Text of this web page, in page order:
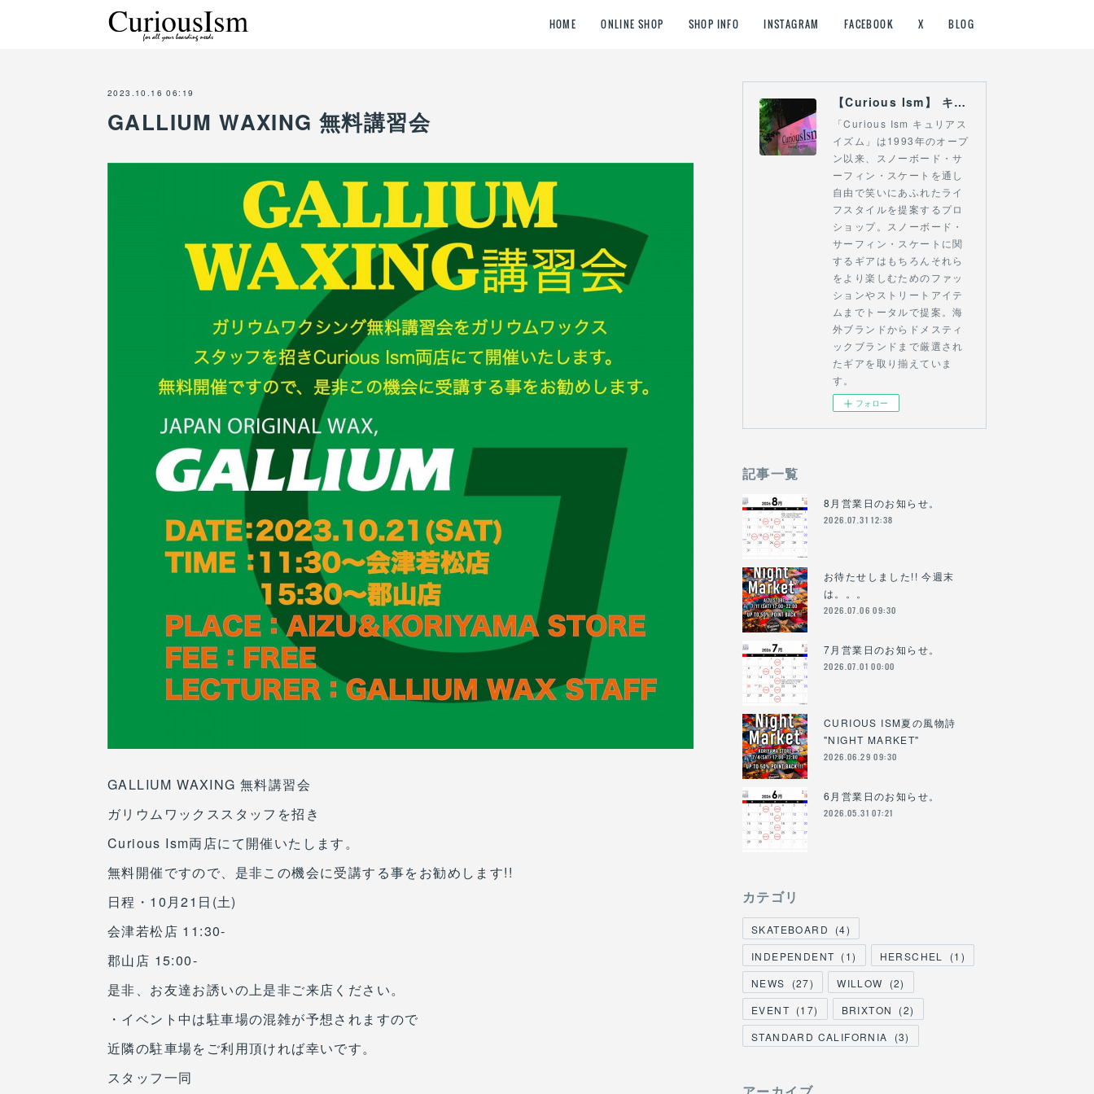
HOME ONLINE SHOP SHOP INFO INSTAGRAM FACEBOOK X BLOG
2023.10.16 06:19
GALLIUM WAXING 無料講習会
GALLIUM WAXING 無料講習会
ガリウムワックススタッフを招き
Curious Ism両店にて開催いたします。
無料開催ですので、是非この機会に受講する事をお勧めします!!
日程・10月21日(土)
会津若松店 11:30-
郡山店 15:00-
是非、お友達お誘いの上是非ご来店ください。
・イベント中は駐車場の混雑が予想されますので
近隣の駐車場をご利用頂ければ幸いです。
スタッフ一同
【Curious Ism】 キュリアスイズム l スノーボードショップ サーフショップ 福島県 会津若松市 郡山市 通販
「Curious Ism キュリアス
イズム」は1993年のオープ
ン以来、スノーボード・サ
ーフィン・スケートを通し
自由で笑いにあふれたライ
フスタイルを提案するプロ
ショップ。スノーボード・
サーフィン・スケートに関
するギアはもちろんそれら
をより楽しむためのファッ
ションやストリートアイテ
ムまでトータルで提案。海
外ブランドからドメスティ
ックブランドまで厳選され
たギアを取り揃えていま
す。
フォロー
記事一覧
8月営業日のお知らせ。
2026.07.31 12:38
お待たせしました!! 今週末
は。。。
2026.07.06 09:30
7月営業日のお知らせ。
2026.07.01 00:00
CURIOUS ISM夏の風物詩
"NIGHT MARKET"
2026.06.29 09:30
6月営業日のお知らせ。
2026.05.31 07:21
カテゴリ
SKATEBOARD (4)
INDEPENDENT (1) HERSCHEL (1 )
NEWS
(27) WILLOW (2)
EVENT (17) BRIXTON (2)
STANDARD CALIFORNIA
(3)